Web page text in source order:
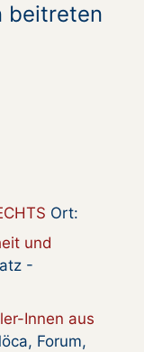
beitreten
Ort:
und
-
Innen aus
Forum,